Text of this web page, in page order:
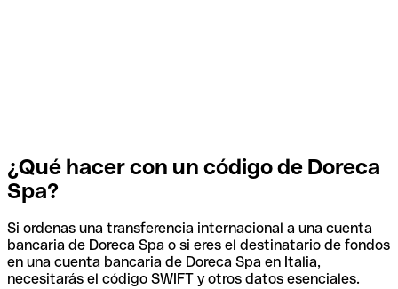
¿Qué hacer con un código de Doreca
Spa?
Si ordenas una transferencia internacional a una cuenta
bancaria de Doreca Spa o si eres el destinatario de fondos
en una cuenta bancaria de Doreca Spa en Italia,
necesitarás el código SWIFT y otros datos esenciales.